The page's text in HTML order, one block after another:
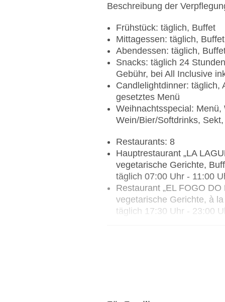
Beschreibung der
Frühstück: täglich, Buffet
Mittagessen: täglich, Buffet
Abendessen: täglich,
Snacks: täglich 24
Gebühr, bei All Inclusive
Candlelightdinner: täglich,
gesetztes Menü
Weihnachtsspecial:
Wein/Bier/Softdrinks,
Restaurants: 8
Hauptrestaurant „LA
vegetarische Gerichte,
täglich 07:00 Uhr - 11:00
Restaurant „EL FOGO
vegetarische Gerichte, à
täglich 17:30 Uhr - 23:00
Restaurant „EL